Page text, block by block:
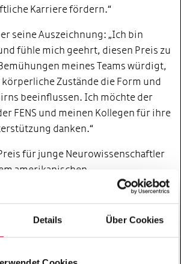
Details Über Cookies
Karriere fördern.“
seine Auszeichnung: „Ich bin
fühle mich geehrt, diesen Preis zu
meines Teams würdigt,
Zustände die Form und
beeinflussen. Ich möchte der
FENS und meinen Kollegen für ihre
danken.“
für junge Neurowissenschaftler
amerikanischen
und Nobelpreisträger Eric
Juli 2026 auf dem FENS-Forum in
verliehen, wo der Preisträger die